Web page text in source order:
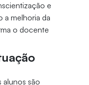
e
a melhoria da
o docente
alunos são